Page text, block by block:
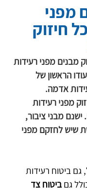
מבנים מפני רעידות
על רקע ייעודו הראשון של
אדמה.
מפני רעידות
מבני ציבור,
שיש לחזקם מפני
ביטוח רעידות
גם ביטוח צד
מפני
חיזוק